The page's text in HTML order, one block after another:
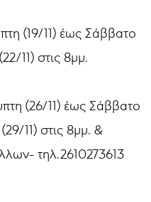
(19/11) έως Σάββατο
11) στις 8μμ.
(26/11) έως Σάββατο
11) στις 8μμ. &
τηλ.2610273613